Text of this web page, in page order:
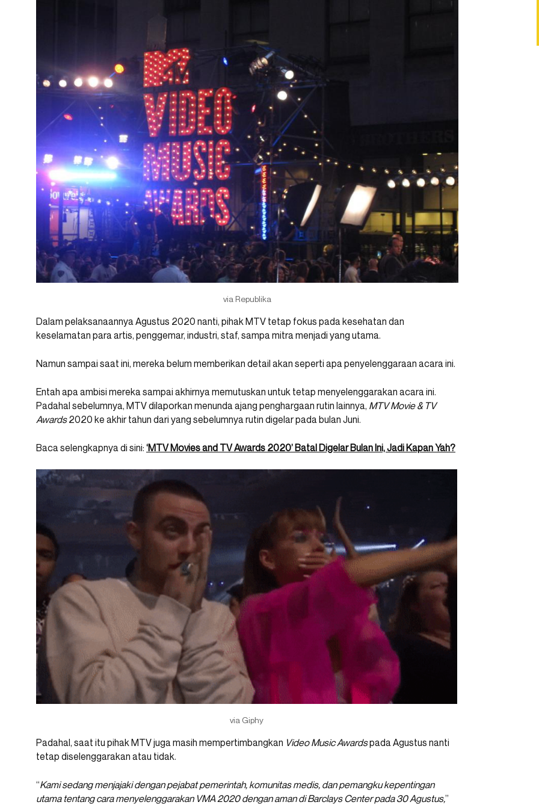
via Republika
Dalam pelaksanaannya Agustus 2020 nanti, pihak MTV tetap fokus pada kesehatan dan
keselamatan para artis, penggemar, industri, staf, sampa mitra menjadi yang utama.
Namun sampai saat ini, mereka belum memberikan detail akan seperti apa penyelenggaraan acara ini.
Entah apa ambisi mereka sampai akhirnya memutuskan untuk tetap menyelenggarakan acara ini.
Padahal sebelumnya, MTV dilaporkan menunda ajang penghargaan rutin lainnya, MTV Movie & TV
Awards2020 ke akhir tahun dari yang sebelumnya rutin digelar pada bulan Juni.
Baca selengkapnya di sini: ‘MTV Movies and TV Awards 2020’ Batal Digelar Bulan Ini, Jadi Kapan Yah?
via Giphy
Padahal, saat itu pihak MTV juga masih mempertimbangkan Video Music Awardspada Agustus nanti
tetap diselenggarakan atau tidak.
“Kami sedang menjajaki dengan pejabat pemerintah, komunitas medis, dan pemangku kepentingan
utama tentang cara menyelenggarakan VMA 2020 dengan aman di Barclays Center pada 30 Agustus,”